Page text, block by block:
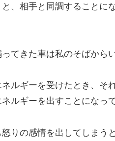
と、相手と同調することに
てきた車は私のそばから
ルギーを受けたとき、そ
ルギーを出すことになっ
りの感情を出してしまう